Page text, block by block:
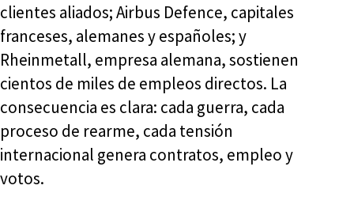
clientes aliados; Airbus Defence, capitales
franceses, alemanes y españoles; y
Rheinmetall, empresa alemana, sostienen
cientos de miles de empleos directos. La
consecuencia es clara: cada guerra, cada
proceso de rearme, cada tensión
internacional genera contratos, empleo y
votos.